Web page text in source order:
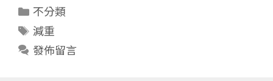
分
類
不分類
標
籤
減重
發佈留言